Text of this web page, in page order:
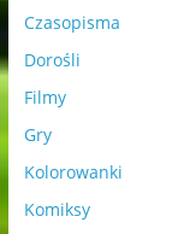
Czasopisma
Dorośli
Filmy
Gry
Kolorowanki
Komiksy